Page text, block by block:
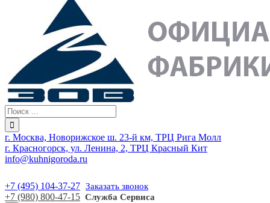
г. Москва, Новорижское ш. 23-й км, ТРЦ Рига Молл
г. Красногорск, ул. Ленина, 2, ТРЦ Красный Кит
info@kuhnigoroda.ru
+7 (495) 104-37-27 Заказать звонок
+7 (980) 800-47-15 Служба Сервиса